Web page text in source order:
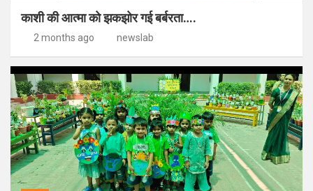
काशी की आत्मा को झकझोर गई बर्बरता….
2 months ago newslab